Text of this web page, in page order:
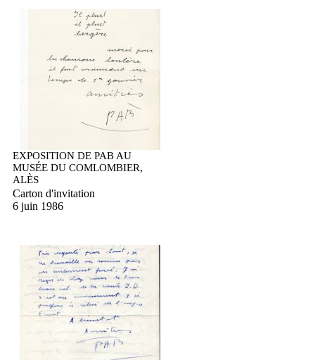
EXPOSITION DE PAB AU
MUSÉE DU COMLOMBIER,
ALÈS
Carton d'invitation
6 juin 1986